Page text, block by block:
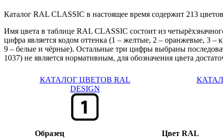
Каталог RAL CLASSIC в настоящее время содержит 213
Имя цвета в таблице RAL CLASSIC состоит из
цифра является кодом оттенка (1 – желтые, 2 – оранжевые, 3
9 – белые и чёрные). Остальные три цифры выбраны
1037) не является нормативным, для обозначения цвета
КАТАЛОГ ЦВЕТОВ RAL
DESIGN
Образец
Цвет RAL